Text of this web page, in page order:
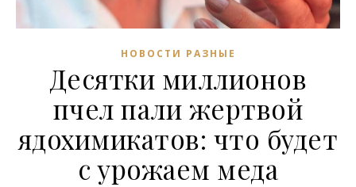
НОВОСТИ РАЗНЫЕ
Десятки миллионов
пчел пали жертвой
ядохимикатов: что будет
с урожаем меда